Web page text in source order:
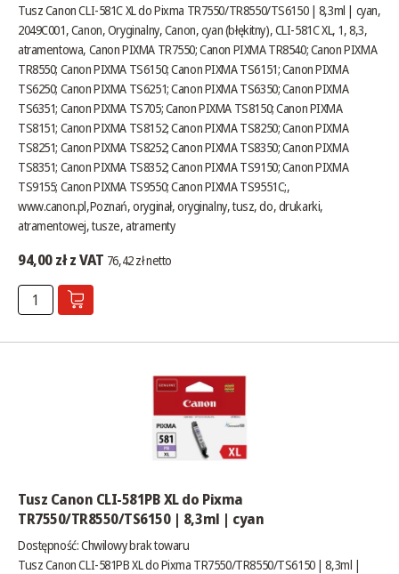
Tusz Canon CLI-581C XL do Pixma TR7550/TR8550/TS6150 | 8,3ml | cyan,
2049C001, Canon, Oryginalny, Canon, cyan (błękitny), CLI-581C XL, 1, 8,3,
atramentowa, Canon PIXMA TR7550; Canon PIXMA TR8540; Canon PIXMA
TR8550; Canon PIXMA TS6150; Canon PIXMA TS6151; Canon PIXMA
TS6250; Canon PIXMA TS6251; Canon PIXMA TS6350; Canon PIXMA
TS6351; Canon PIXMA TS705; Canon PIXMA TS8150; Canon PIXMA
TS8151; Canon PIXMA TS8152; Canon PIXMA TS8250; Canon PIXMA
TS8251; Canon PIXMA TS8252; Canon PIXMA TS8350; Canon PIXMA
TS8351; Canon PIXMA TS8352; Canon PIXMA TS9150; Canon PIXMA
TS9155; Canon PIXMA TS9550; Canon PIXMA TS9551C;,
www.canon.pl,Poznań, oryginał, oryginalny, tusz, do, drukarki,
atramentowej, tusze, atramenty
94,00 zł z VAT 76,42 zł netto
Tusz Canon CLI-581PB XL do Pixma
TR7550/TR8550/TS6150 | 8,3ml | cyan
Dostępność:Chwilowy brak towaru
Tusz Canon CLI-581PB XL do Pixma TR7550/TR8550/TS6150 | 8,3ml |